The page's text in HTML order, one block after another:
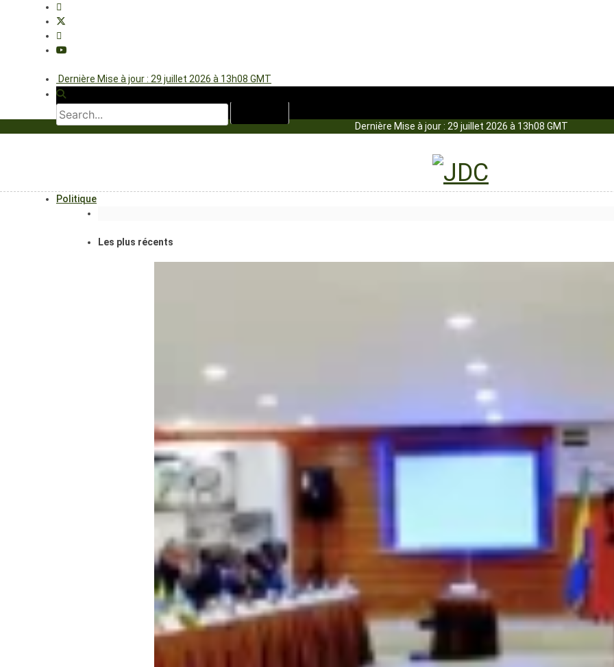
Dernière Mise à jour : 29 juillet 2026 à 13h08 GMT
Dernière Mise à jour : 29 juillet 2026 à 13h08 GMT
Politique
Les plus récents